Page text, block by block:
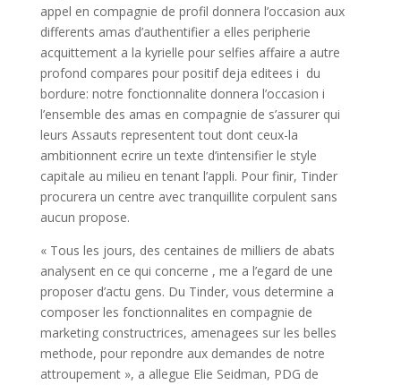
appel en compagnie de profil donnera l’occasion aux
differents amas d’authentifier a elles peripherie
acquittement a la kyrielle pour selfies affaire a autre
profond compares pour positif deja editees i du
bordure: notre fonctionnalite donnera l’occasion i
l’ensemble des amas en compagnie de s’assurer qui
leurs Assauts representent tout dont ceux-la
ambitionnent ecrire un texte d’intensifier le style
capitale au milieu en tenant l’appli. Pour finir, Tinder
procurera un centre avec tranquillite corpulent sans
aucun propose.
« Tous les jours, des centaines de milliers de abats
analysent en ce qui concerne , me a l’egard de une
proposer d’actu gens. Du Tinder, vous determine a
composer les fonctionnalites en compagnie de
marketing constructrices, amenagees sur les belles
methode, pour repondre aux demandes de notre
attroupement », a allegue Elie Seidman, PDG de